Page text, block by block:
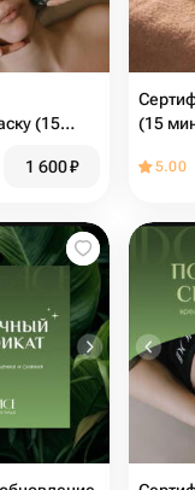
(15
1 600₽
(15
5.00